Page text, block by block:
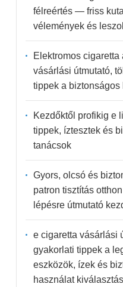
félreértés — friss
vélemények és
Elektromos cigaretta
vásárlási útmutató,
tippek a biztonságos
Kezdőktől profikig e
tippek, íztesztek és
tanácsok
Gyors, olcsó és
patron tisztítás
lépésre útmutató
e cigaretta vásárlási
gyakorlati tippek a
eszközök, ízek és
használat